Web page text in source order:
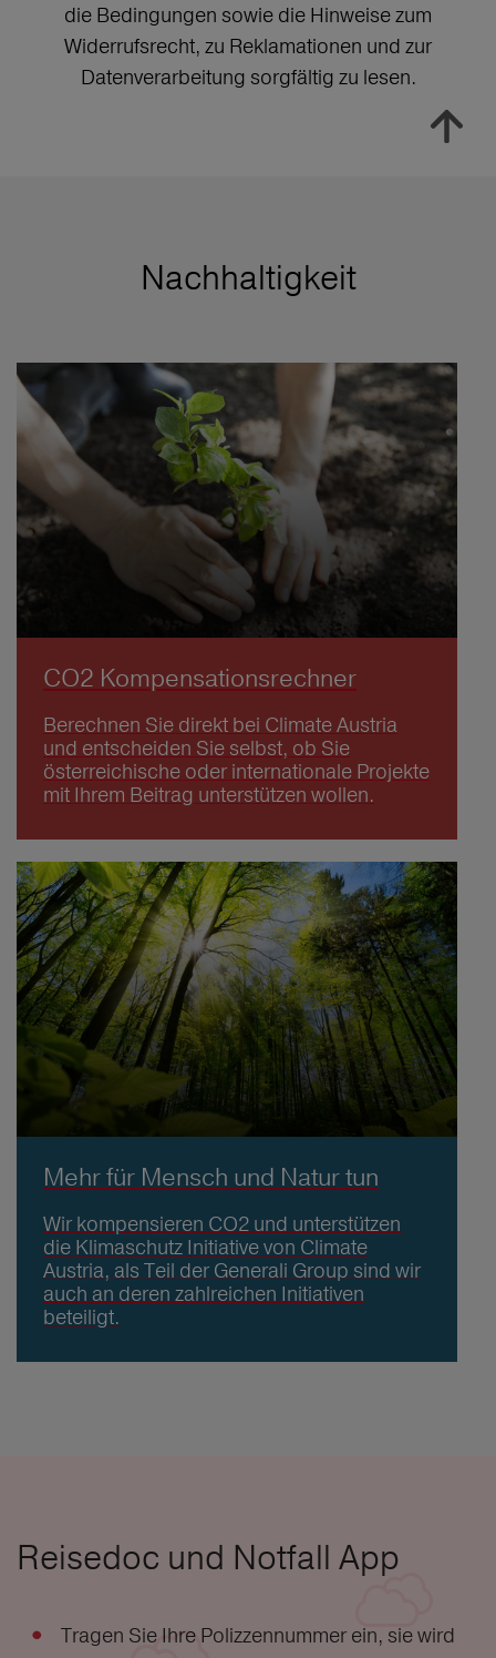
die Bedingungen sowie die Hinweise zum
Widerrufsrecht, zu Reklamationen und zur
Datenverarbeitung sorgfältig zu lesen.
Nachhaltigkeit
CO2 Kompensationsrechner
Berechnen Sie direkt bei Climate Austria
und entscheiden Sie selbst, ob Sie
österreichische oder internationale Projekte
mit Ihrem Beitrag unterstützen wollen.
Mehr für Mensch und Natur tun
Wir kompensieren CO2 und unterstützen
die Klimaschutz Initiative von Climate
Austria, als Teil der Generali Group sind wir
auch an deren zahlreichen Initiativen
beteiligt.
Reisedoc und Notfall App
Tragen Sie Ihre Polizzennummer ein, sie wird